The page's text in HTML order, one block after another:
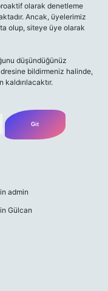
olarak denetleme
Ancak, üyelerimiz
olup, siteye üye olarak
düşündüğünüz
bildirmeniz halinde,
admin
Gülcan